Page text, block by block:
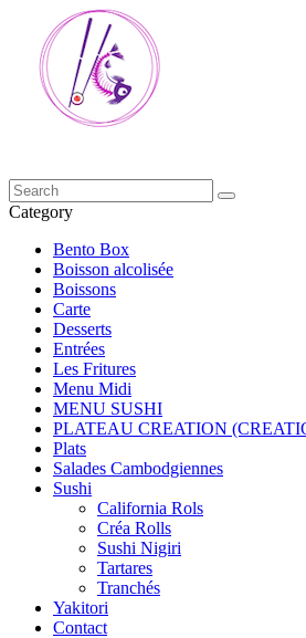
Category
Bento Box
Boisson alcolisée
Boissons
Carte
Desserts
Entrées
Les Fritures
Menu Midi
MENU SUSHI
PLATEAU CREATION
Plats
Salades Cambodgiennes
Sushi
California Rols
Créa Rolls
Sushi Nigiri
Tartares
Tranchés
Yakitori
Contact